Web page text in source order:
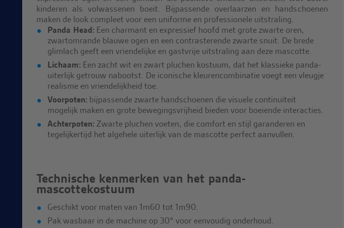
kinderen als volwassenen boeit. Bijpassende overlaarzen en handschoenen
maken de look compleet voor een uniforme en professionele uitstraling.
Panda Head: Een charmant en expressief hoofd met grote zwarte oren,
zwartomrande blauwe ogen en een contrasterende zwarte snuit. De brede
glimlach geeft een vriendelijke en gastvrije uitstraling aan deze mascotte.
Lichaam: Een zacht wit en zwart pluchen kostuum, dat het klassieke panda-
uiterlijk getrouw nabootst. De iconische kleurencombinatie voegt een vleugje
realisme en vriendelijkheid toe.
Voorpoten: bijpassende zwarte handschoenen die visuele continuïteit
mogelijk maken en grote bewegingsvrijheid bieden voor boeiende interacties.
Achterpoten: Zwarte pluchen voeten, die comfort en stijl garanderen en
tegelijkertijd het algehele uiterlijk van de mascotte perfect aanvullen.
Technische kenmerken van het panda-
mascottekostuum
Geschikt voor maten van 1m60 tot 1m90.
Pak wasbaar in de machine op 30° voor eenvoudig onderhoud.